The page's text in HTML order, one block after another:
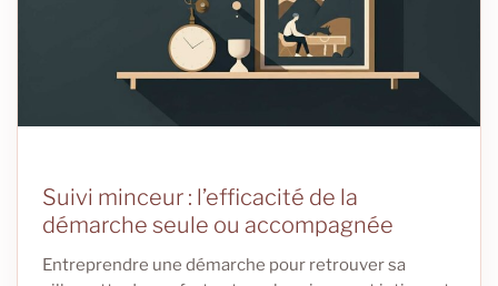
Suivi minceur : l’efficacité de la
démarche seule ou accompagnée
Entreprendre une démarche pour retrouver sa